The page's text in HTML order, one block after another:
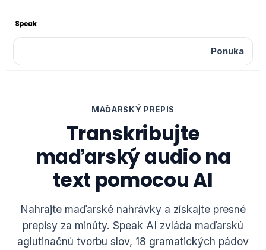
Ponuka
MAĎARSKÝ PREPIS
Transkribujte
maďarský audio na
text pomocou AI
Nahrajte maďarské nahrávky a získajte presné
prepisy za minúty. Speak AI zvláda maďarskú
aglutinačnú tvorbu slov, 18 gramatických pádov